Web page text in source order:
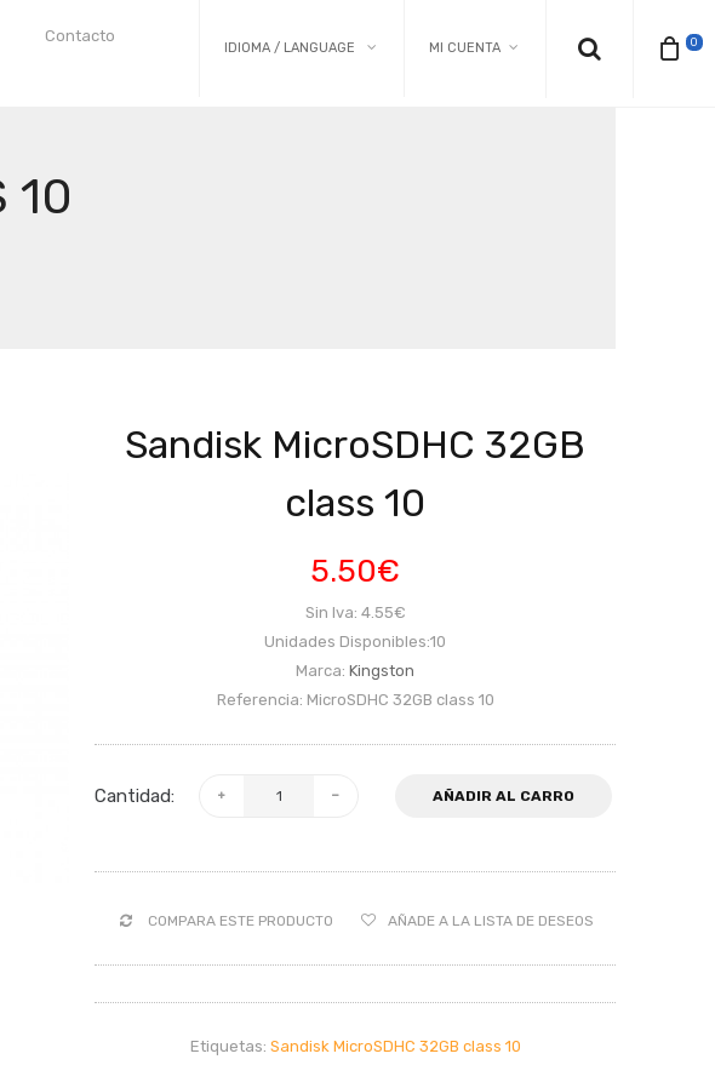
IDIOMA / LANGUAGE MI CUENTA 0
Contacto
10
Sandisk MicroSDHC 32GB
class 10
5.50€
Sin Iva: 4.55€
Unidades Disponibles:10
Marca: Kingston
Referencia: MicroSDHC 32GB class 10
Cantidad: AÑADIR AL CARRO
COMPARA ESTE PRODUCTO AÑADE A LA LISTA DE DESEOS
Etiquetas: Sandisk MicroSDHC 32GB class 10